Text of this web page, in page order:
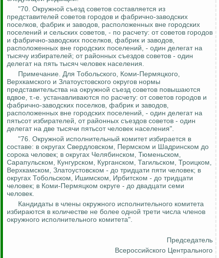
"70. Окружной съезд советов составляется из
представителей советов городов и фабрично-заводских
поселков, фабрик и заводов, расположенных вне городских
поселений и сельских советов, - по расчету: от советов городов
и фабрично-заводских поселков, фабрик и заводов,
расположенных вне городских поселений, - один делегат на
тысячу избирателей; от районных съездов советов - один
делегат на пять тысяч человек населения.
Примечание. Для Тобольского, Коми-Пермяцкого,
Верхкамского и Златоустовского округов нормы
представительства на окружной съезд советов повышаются
вдвое, т.-е. устанавливаются по расчету: от советов городов и
фабрично-заводских поселков, фабрик и заводов,
расположенных вне городских поселений, - один делегат на
пятьсот избирателей, от районных съездов советов - один
делегат на две тысячи пятьсот человек населения".
"76. Окружной исполнительный комитет избирается в
составе: в округах Свердловском, Пермском и Шадринском до
сорока человек; в округах Челябинском, Тюменьском,
Сарапульском, Кунгурском, Курганском, Тагильском, Троицком,
Верхкамском, Златоустовском - до тридцати пяти человек; в
округах Тобольском, Ишимском, Ирбитском - до тридцати
человек; в Коми-Пермяцком округе - до двадцати семи
человек.
Кандидаты в члены окружного исполнительного комитета
избираются в количестве не более одной трети числа членов
окружного исполнительного комитета".
Председатель
Всероссийского Центрального